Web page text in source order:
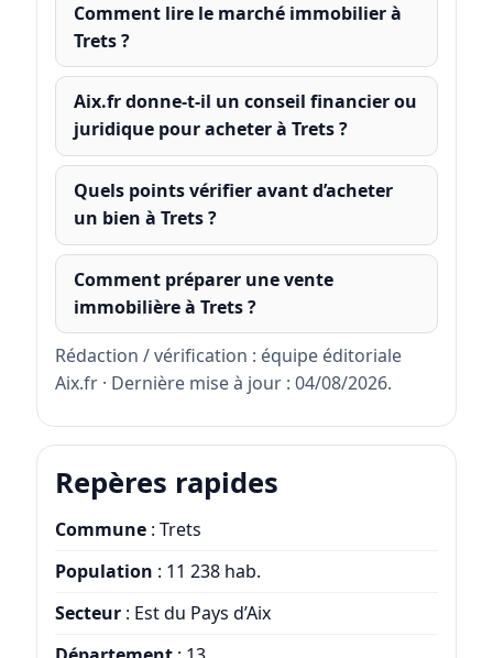
Comment lire le marché immobilier à
Trets ?
Aix.fr donne-t-il un conseil financier ou
juridique pour acheter à Trets ?
Quels points vérifier avant d’acheter
un bien à Trets ?
Comment préparer une vente
immobilière à Trets ?
Rédaction / vérification : équipe éditoriale
Aix.fr · Dernière mise à jour : 04/08/2026.
Repères rapides
Commune: Trets
Population : 11 238 hab.
Secteur: Est du Pays d’Aix